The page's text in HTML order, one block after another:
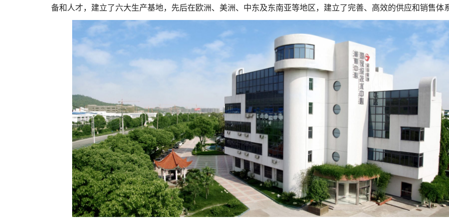
备和人才，建立了六大生产基地，先后在欧洲、美洲、中东及东南亚等地区，建立了完善、高效的供应和销售体